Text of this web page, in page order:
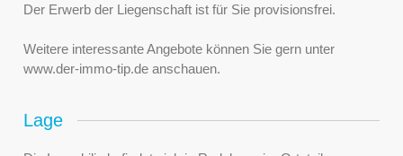
Der Erwerb der Liegenschaft ist für Sie provisionsfrei.
Weitere interessante Angebote können Sie gern unter
www.der-immo-tip.de anschauen.
Lage